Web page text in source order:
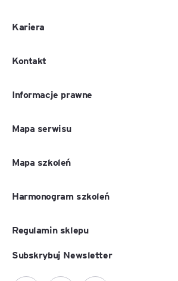
Kariera
Kontakt
Informacje prawne
Mapa serwisu
Mapa szkoleń
Harmonogram szkoleń
Regulamin sklepu
Subskrybuj Newsletter